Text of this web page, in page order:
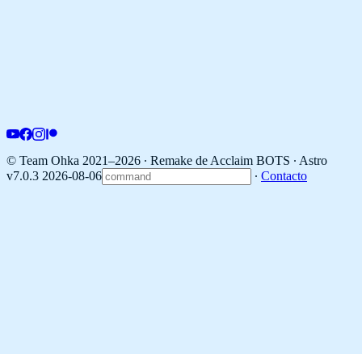
© Team Ohka 2021–2026 ∙ Remake de Acclaim BOTS ∙ Astro
v7.0.3 2026-08-06
∙ Contacto